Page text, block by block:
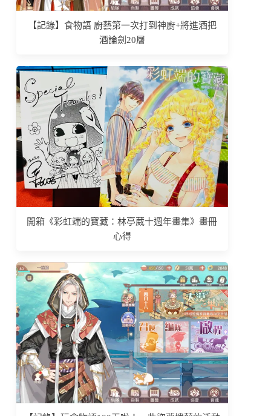
【記錄】食物語 廚藝第一次打到神廚+將進酒把
酒論劍20層
開箱《彩虹端的寶藏：林亭葳十週年畫集》畫冊
心得